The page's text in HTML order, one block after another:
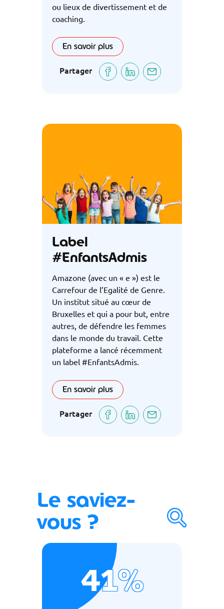
ou lieux de divertissement et de
coaching.
En savoir plus
Partager
Label
#EnfantsAdmis
Amazone (avec un « e ») est le
Carrefour de l’Egalité de Genre.
Un institut situé au cœur de
Bruxelles et qui a pour but, entre
autres, de défendre les femmes
dans le monde du travail. Cette
plateforme a lancé récemment
un label #EnfantsAdmis.
En savoir plus
Partager
Le saviez-
vous ?
41%